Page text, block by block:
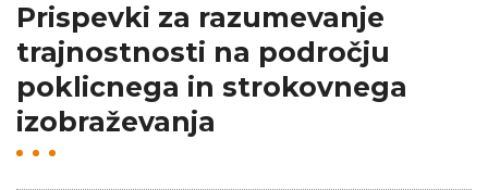
Prispevki za razumevanje
trajnostnosti na področju
poklicnega in strokovnega
izobraževanja